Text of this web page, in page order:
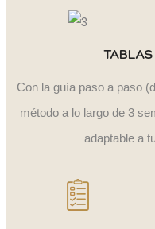
TABLAS
Con la guía paso a paso
método a lo largo de 3
adaptable a